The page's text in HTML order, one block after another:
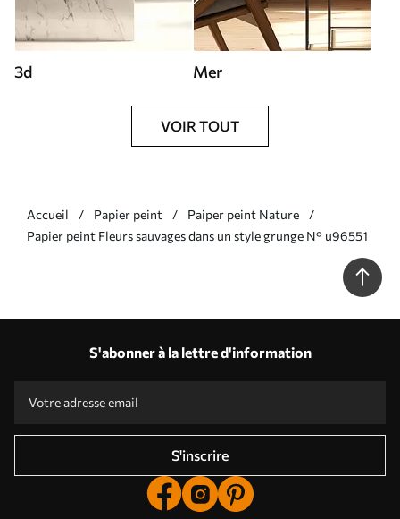
3d Mer
VOIR TOUT
Accueil Papier peint
Paiper peint Nature
Papier peint Fleurs sauvages dans un style grunge N° u96551
S'abonner à la lettre d'information
S'inscrire